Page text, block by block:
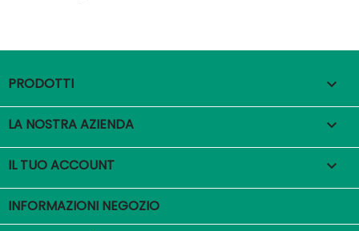
PRODOTTI 
LA NOSTRA AZIENDA 
IL TUO ACCOUNT 
INFORMAZIONI NEGOZIO